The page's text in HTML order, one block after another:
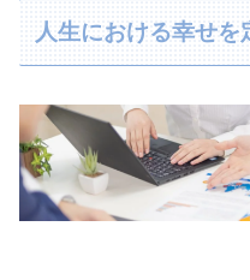
人生における幸せを